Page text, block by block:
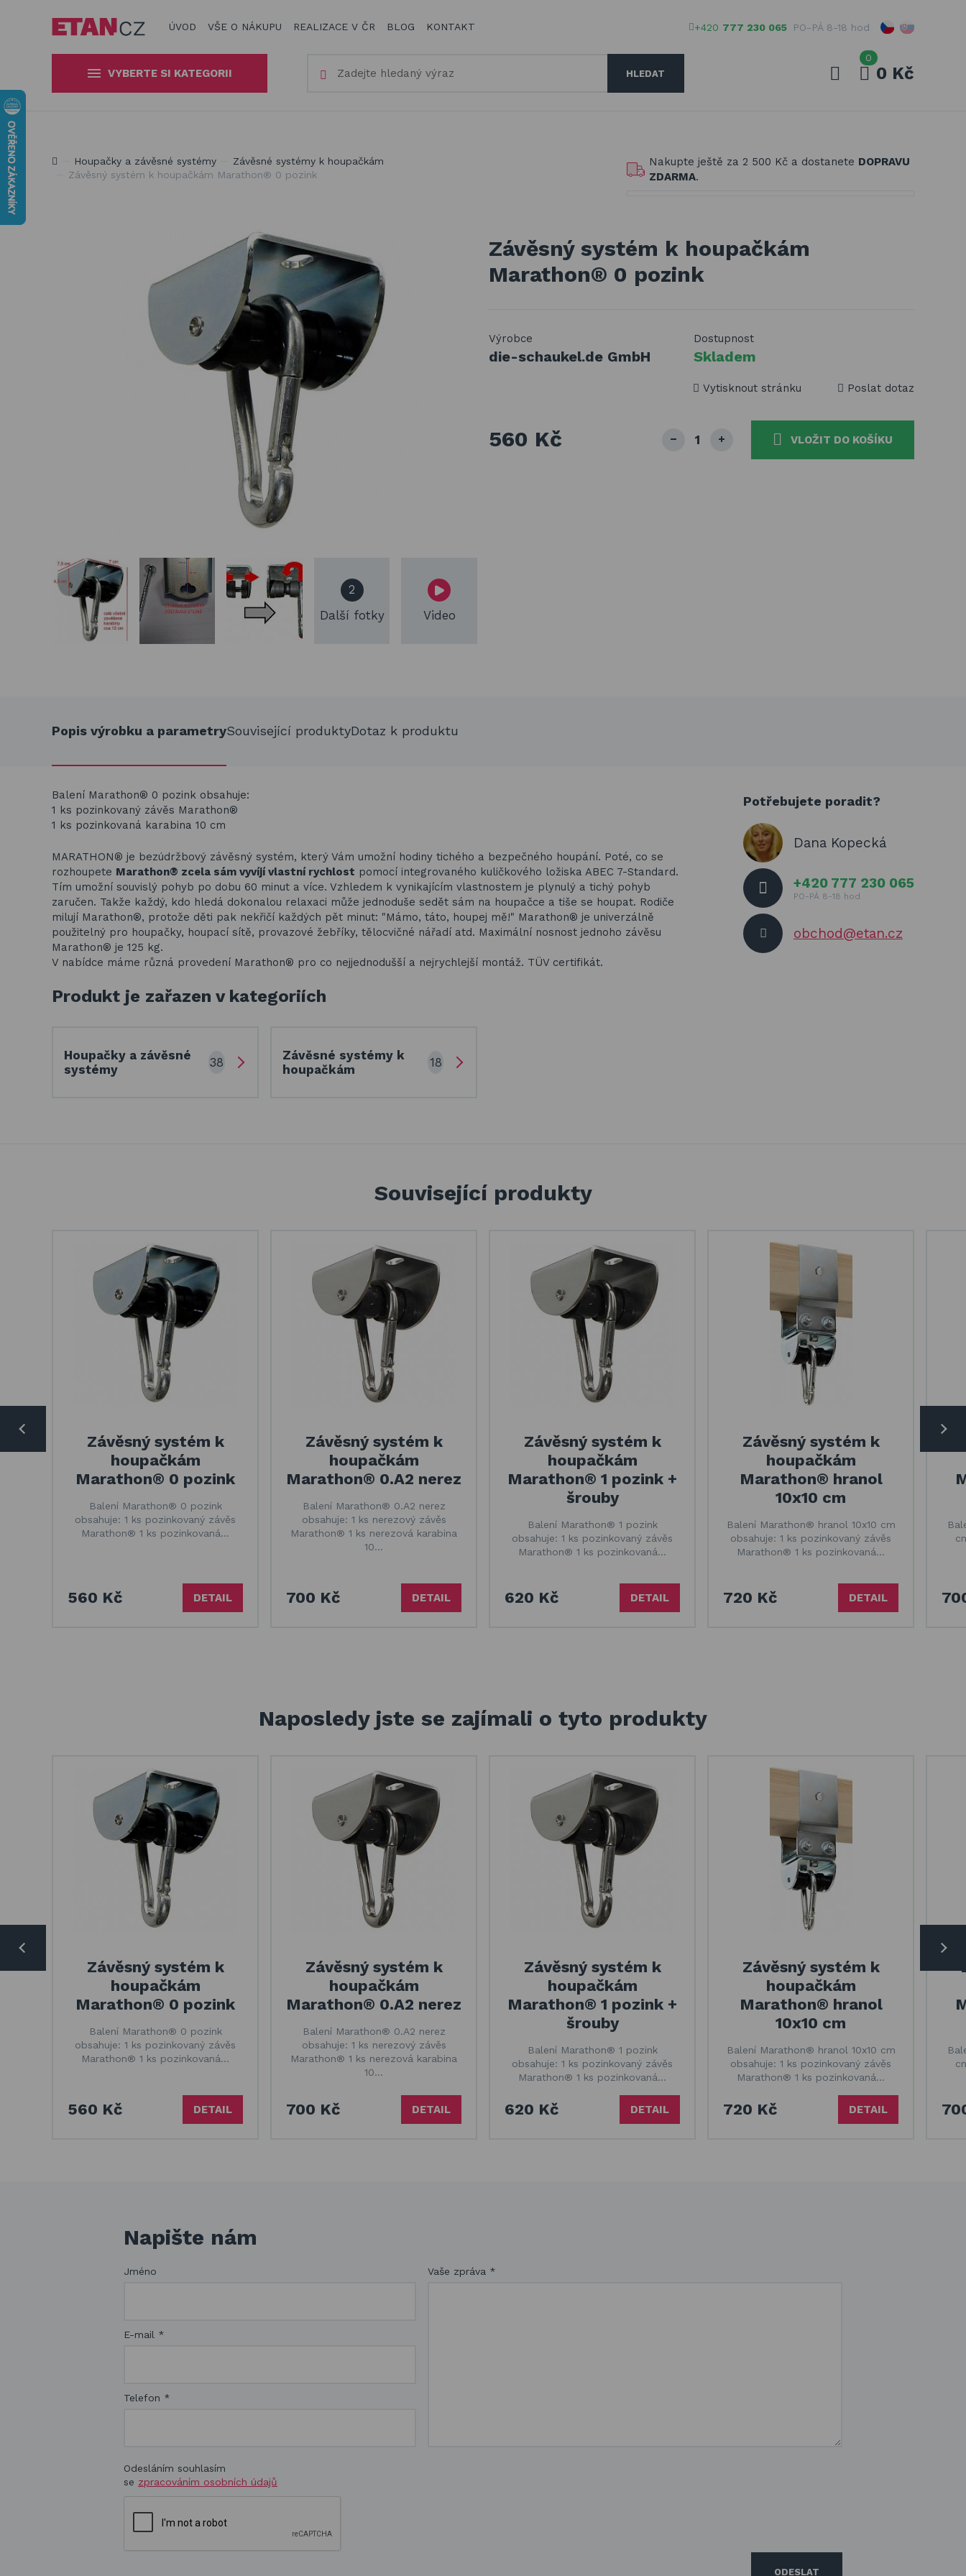
ÚVOD VŠE O NÁKUPU REALIZACE V ČR BLOG KONTAKT +420 777 230 065 PO-PÁ 8-18 hod
VYBERTE SI KATEGORII
na zahradní nábytek
Houpačky a závěsné systémy
Venkovní hry a hračky pro děti
Basketbalové koše
HLEDAT
Vaše heslo
PŘIHLÁSIT
0
0 Kč
Jsme experti na zastínění a venkovní zábavu
Houpačky a závěsné systémy
Závěsné systémy k houpačkám
Závěsný systém k houpačkám Marathon® 0 pozink
Nakupte ještě za 2 500 Kč a dostanete DOPRAVU
ZDARMA.
2
Další fotky
Video
Závěsný systém k houpačkám
Marathon® 0 pozink
Výrobce
die-schaukel.de GmbH
Dostupnost
Skladem
Vytisknout stránku Poslat dotaz
560 Kč VLOŽIT DO KOŠÍKU
Popis výrobku a parametrySouvisející produktyDotaz k produktu
Balení Marathon® 0 pozink obsahuje:
1 ks pozinkovaný závěs Marathon®
1 ks pozinkovaná karabina 10 cm
MARATHON® je bezúdržbový závěsný systém, který Vám umožní hodiny tichého a bezpečného houpání. Poté, co se
rozhoupete Marathon® zcela sám vyvíjí vlastní rychlost pomocí integrovaného kuličkového ložiska ABEC 7-Standard.
Tím umožní souvislý pohyb po dobu 60 minut a více. Vzhledem k vynikajícím vlastnostem je plynulý a tichý pohyb
zaručen. Takže každý, kdo hledá dokonalou relaxaci může jednoduše sedět sám na houpačce a tiše se houpat. Rodiče
milují Marathon®, protože děti pak nekřičí každých pět minut: "Mámo, táto, houpej mě!" Marathon® je univerzálně
použitelný pro houpačky, houpací sítě, provazové žebříky, tělocvičné nářadí atd. Maximální nosnost jednoho závěsu
Marathon® je 125 kg.
V nabídce máme různá provedení Marathon® pro co nejjednodušší a nejrychlejší montáž. TÜV certifikát.
Produkt je zařazen v kategoriích
Houpačky a závěsné
systémy
38
Závěsné systémy k
houpačkám
18
Potřebujete poradit?
Dana Kopecká
+420 777 230 065
PO-PÁ 8-18 hod
obchod@etan.cz
Související produkty
Závěsný systém k
houpačkám
Marathon® 0 pozink
Balení Marathon® 0 pozink
obsahuje: 1 ks pozinkovaný závěs
Marathon® 1 ks pozinkovaná…
560 Kč DETAIL
Závěsný systém k
houpačkám
Marathon® 0.A2 nerez
Balení Marathon® 0.A2 nerez
obsahuje: 1 ks nerezový závěs
Marathon® 1 ks nerezová karabina
10…
700 Kč DETAIL
Závěsný systém k
houpačkám
Marathon® 1 pozink +
šrouby
Balení Marathon® 1 pozink
obsahuje: 1 ks pozinkovaný závěs
Marathon® 1 ks pozinkovaná…
620 Kč DETAIL
Závěsný systém k
houpačkám
Marathon® hranol
10x10 cm
Balení Marathon® hranol 10x10 cm
obsahuje: 1 ks pozinkovaný závěs
Marathon® 1 ks pozinkovaná…
720 Kč DETAIL
Naposledy jste se zajímali o tyto produkty
Závěsný systém k
houpačkám
Marathon® 0 pozink
Balení Marathon® 0 pozink
obsahuje: 1 ks pozinkovaný závěs
Marathon® 1 ks pozinkovaná…
560 Kč DETAIL
Závěsný systém k
houpačkám
Marathon® 0.A2 nerez
Balení Marathon® 0.A2 nerez
obsahuje: 1 ks nerezový závěs
Marathon® 1 ks nerezová karabina
10…
700 Kč DETAIL
Závěsný systém k
houpačkám
Marathon® 1 pozink +
šrouby
Balení Marathon® 1 pozink
obsahuje: 1 ks pozinkovaný závěs
Marathon® 1 ks pozinkovaná…
620 Kč DETAIL
Závěsný systém k
houpačkám
Marathon® hranol
10x10 cm
Balení Marathon® hranol 10x10 cm
obsahuje: 1 ks pozinkovaný závěs
Marathon® 1 ks pozinkovaná…
720 Kč DETAIL
Napište nám
Jméno
E-mail *
Telefon *
Vaše zpráva *
Odesláním souhlasím
se zpracováním osobních údajů
ODESLAT